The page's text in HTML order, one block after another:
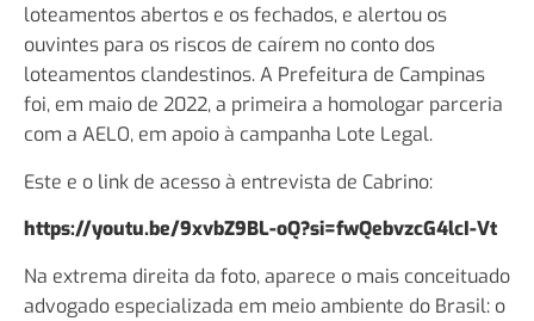
loteamentos abertos e os fechados, e alertou os
ouvintes para os riscos de caírem no conto dos
loteamentos clandestinos. A Prefeitura de Campinas
foi, em maio de 2022, a primeira a homologar parceria
com a AELO, em apoio à campanha Lote Legal.
Este e o link de acesso à entrevista de Cabrino:
https://youtu.be/9xvbZ9BL-oQ?si=fwQebvzcG4lcI-Vt
Na extrema direita da foto, aparece o mais conceituado
advogado especializada em meio ambiente do Brasil: o